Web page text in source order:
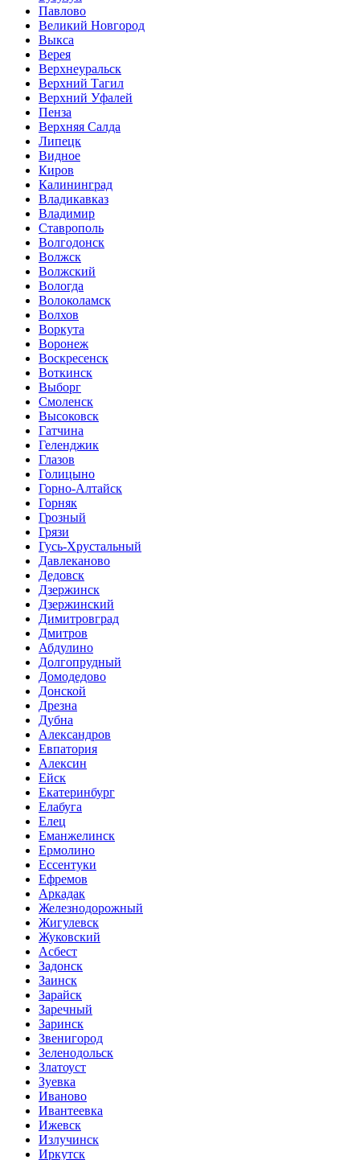
Павлово
Великий Новгород
Выкса
Верея
Верхнеуральск
Верхний Тагил
Верхний Уфалей
Пенза
Верхняя Салда
Липецк
Видное
Киров
Калининград
Владикавказ
Владимир
Ставрополь
Волгодонск
Волжск
Волжский
Вологда
Волоколамск
Волхов
Воркута
Воронеж
Воскресенск
Воткинск
Выборг
Смоленск
Высоковск
Гатчина
Геленджик
Глазов
Голицыно
Горно-Алтайск
Горняк
Грозный
Грязи
Гусь-Хрустальный
Давлеканово
Дедовск
Дзержинск
Дзержинский
Димитровград
Дмитров
Абдулино
Долгопрудный
Домодедово
Донской
Дрезна
Дубна
Александров
Евпатория
Алексин
Ейск
Екатеринбург
Елабуга
Елец
Еманжелинск
Ермолино
Ессентуки
Ефремов
Аркадак
Железнодорожный
Жигулевск
Жуковский
Асбест
Задонск
Заинск
Зарайск
Заречный
Заринск
Звенигород
Зеленодольск
Златоуст
Зуевка
Иваново
Ивантеевка
Ижевск
Излучинск
Иркутск